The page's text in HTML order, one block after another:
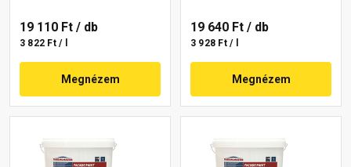
19 110 Ft / db
3 822 Ft / l
Megnézem
19 640 Ft / db
3 928 Ft / l
Megnézem